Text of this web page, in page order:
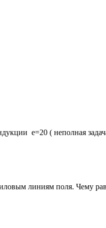
e=20 ( неполная
линиям поля. Чему